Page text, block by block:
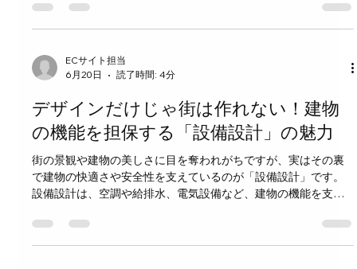
と2026年に向けた市場の展望を詳しく解説します。 管工事施工
管理技士の時間価値とは何か 時間価値とは、技士が1時間あたり
価ではなく、技術力や経験、効率性によって生み出される価値
の総合的な評価です。管工事施工管理技士の場合、工事の品質
める能力が時間価値に直結します。 この時間価値が上がると、
技士の報酬や市場での評価も高まります。つまり、限られた時
間でより高い成果を出せる技士は、企業やクライアントからよ
り重宝されるのです。 時間価値が上がっている主な理由 1. 建設
業界の人手不足 日本の建設業界は慢性的な人手不足に直面して
います。特に熟練の管工事施工管理技士は減少傾向にあり、需
ECサイト担当
6月20日
読了時間: 4分
デザインだけじゃ街は作れない！建物
の機能を担保する「設備設計」の魅力
街の景観や建物の美しさに目を奪われがちですが、実はその裏
で建物の快適さや安全性を支えているのが「設備設計」です。
設備設計は、空調や給排水、電気設備など、建物の機能を支え
い、暮らしやすい街づくりの基盤となる設備設計の魅力につい
て詳しく見ていきましょう。 設備設計とは何か 設備設計は、建